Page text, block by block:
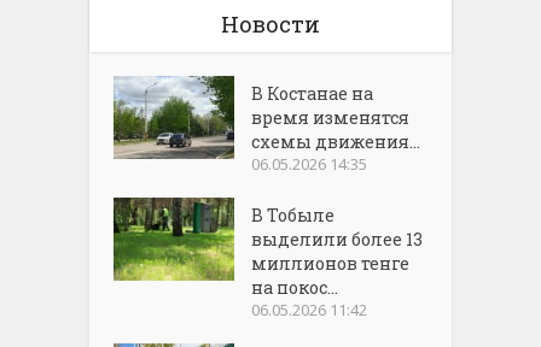
Новости
В Костанае на
время изменятся
схемы движения...
06.05.2026 14:35
В Тобыле
выделили более 13
миллионов тенге
на покос...
06.05.2026 11:42